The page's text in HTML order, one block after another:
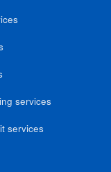
services
services